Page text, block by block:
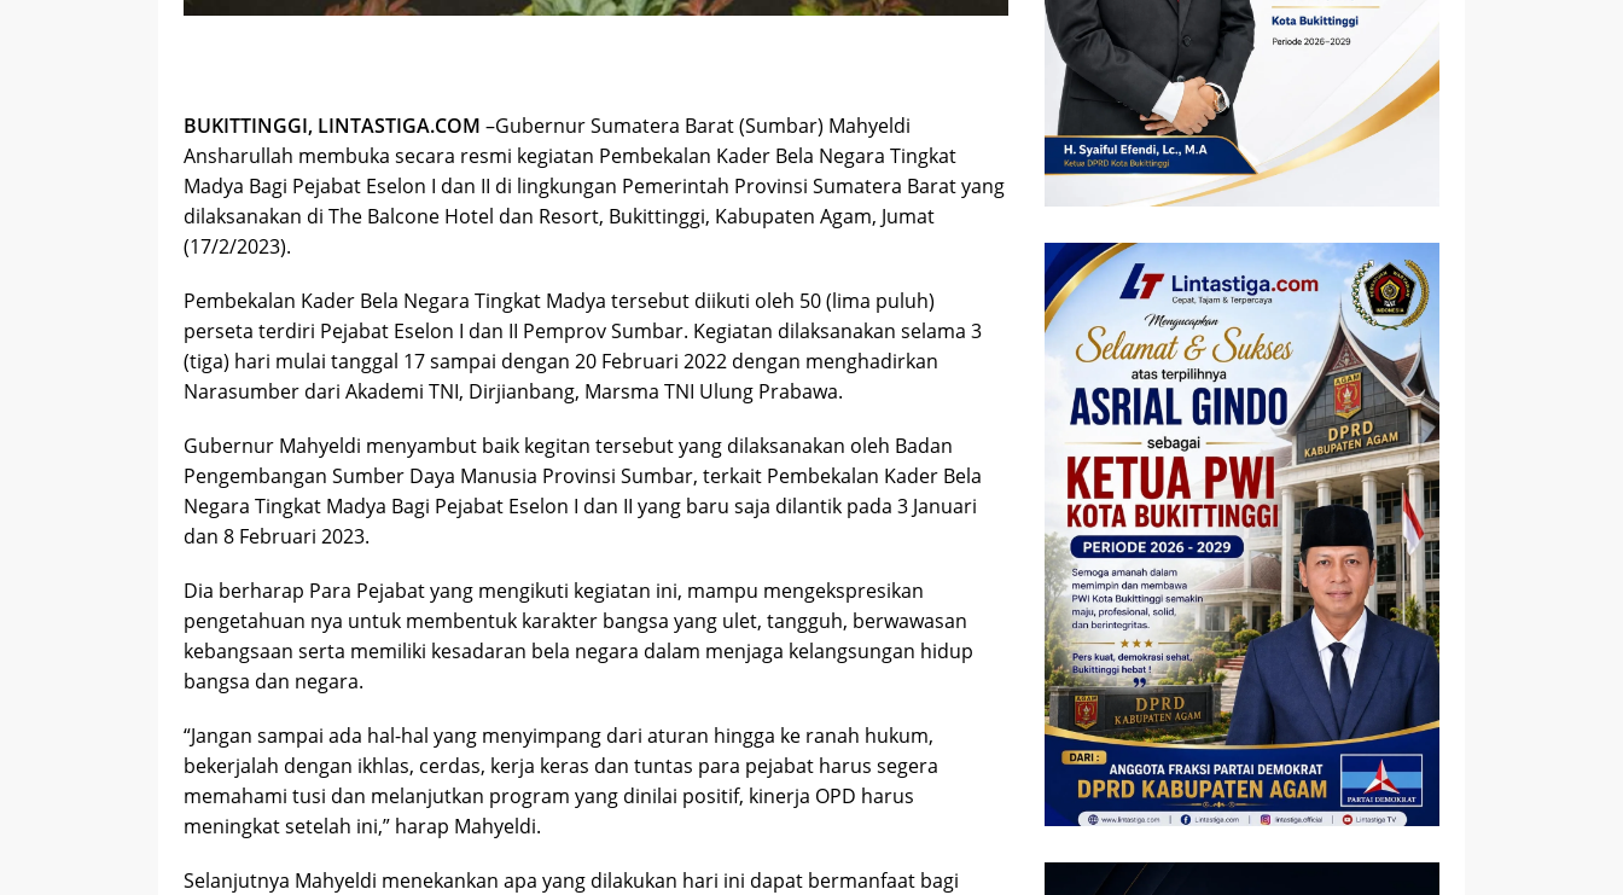
BUKITTINGGI, LINTASTIGA.COM –Gubernur Sumatera Barat (Sumbar) Mahyeldi
Ansharullah membuka secara resmi kegiatan Pembekalan Kader Bela Negara Tingkat
Madya Bagi Pejabat Eselon I dan II di lingkungan Pemerintah Provinsi Sumatera Barat yang
dilaksanakan di The Balcone Hotel dan Resort, Bukittinggi, Kabupaten Agam, Jumat
(17/2/2023).
Pembekalan Kader Bela Negara Tingkat Madya tersebut diikuti oleh 50 (lima puluh)
perseta terdiri Pejabat Eselon I dan II Pemprov Sumbar. Kegiatan dilaksanakan selama 3
(tiga) hari mulai tanggal 17 sampai dengan 20 Februari 2022 dengan menghadirkan
Narasumber dari Akademi TNI, Dirjianbang, Marsma TNI Ulung Prabawa.
Gubernur Mahyeldi menyambut baik kegitan tersebut yang dilaksanakan oleh Badan
Pengembangan Sumber Daya Manusia Provinsi Sumbar, terkait Pembekalan Kader Bela
Negara Tingkat Madya Bagi Pejabat Eselon I dan II yang baru saja dilantik pada 3 Januari
dan 8 Februari 2023.
Dia berharap Para Pejabat yang mengikuti kegiatan ini, mampu mengekspresikan
pengetahuan nya untuk membentuk karakter bangsa yang ulet, tangguh, berwawasan
kebangsaan serta memiliki kesadaran bela negara dalam menjaga kelangsungan hidup
bangsa dan negara.
“Jangan sampai ada hal-hal yang menyimpang dari aturan hingga ke ranah hukum,
bekerjalah dengan ikhlas, cerdas, kerja keras dan tuntas para pejabat harus segera
memahami tusi dan melanjutkan program yang dinilai positif, kinerja OPD harus
meningkat setelah ini,” harap Mahyeldi.
Selanjutnya Mahyeldi menekankan apa yang dilakukan hari ini dapat bermanfaat bagi